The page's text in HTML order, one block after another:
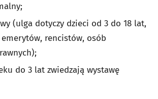
(ulga dotyczy dzieci od 3 do 18 lat,
rencistów, osób
do 3 lat zwiedzają wystawę